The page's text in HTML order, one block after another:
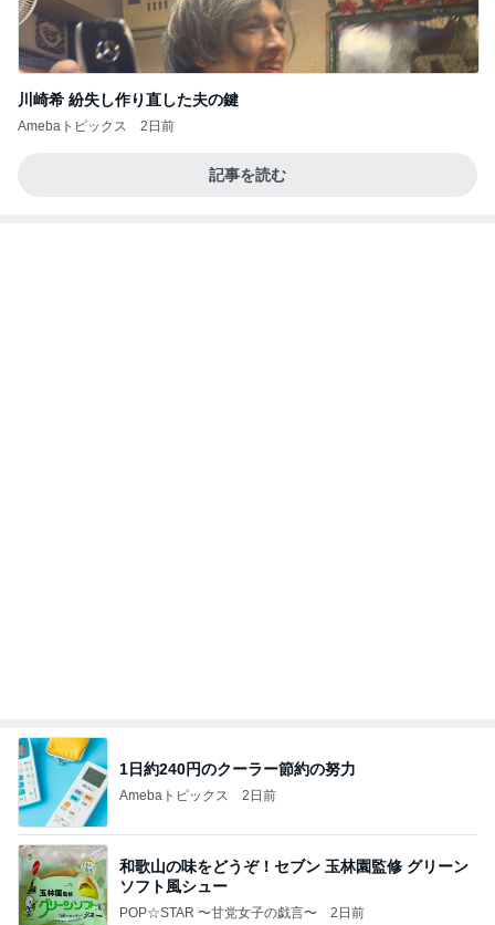
川崎希 紛失し作り直した夫の鍵
Amebaトピックス 2日前
記事を読む
1日約240円のクーラー節約の努力
Amebaトピックス 2日前
和歌山の味をどうぞ！セブン 玉林園監修 グリーン
ソフト風シュー
POP☆STAR 〜甘党女子の戯言〜 2日前